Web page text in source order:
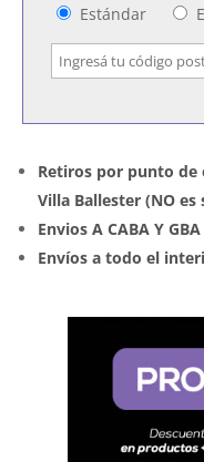
Estándar
Retiros por punto de
Villa Ballester (NO
Envios A CABA Y
Envíos a todo el